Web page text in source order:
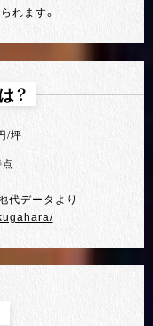
れます。
？
/坪
代データより